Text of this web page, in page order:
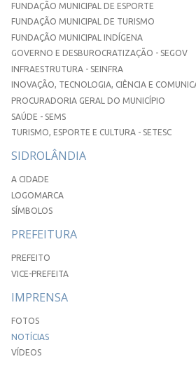
FUNDAÇÃO MUNICIPAL DE ESPORTE
FUNDAÇÃO MUNICIPAL DE TURISMO
FUNDAÇÃO MUNICIPAL INDÍGENA
GOVERNO E DESBUROCRATIZAÇÃO - SEGOV
INFRAESTRUTURA - SEINFRA
INOVAÇÃO, TECNOLOGIA, CIÊNCIA E
PROCURADORIA GERAL DO MUNICÍPIO
SAÚDE - SEMS
TURISMO, ESPORTE E CULTURA - SETESC
SIDROLÂNDIA
A CIDADE
LOGOMARCA
SÍMBOLOS
PREFEITURA
PREFEITO
VICE-PREFEITA
IMPRENSA
FOTOS
NOTÍCIAS
VÍDEOS